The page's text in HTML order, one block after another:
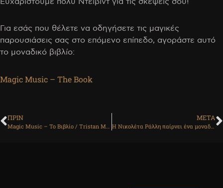
Για εσάς που θέλετε να οδηγήσετε τις μαγικές
παρουσιάσεις σας στο επόμενο επίπεδο, αγοράστε αυτό
το μοναδικό βιβλίο:
Magic Music – The Book
ΠΡΙΝ ΜΕΤΑ
Η Νικολέτα Ράλλη παίρνει ένα μοναδικό δώρο απ’ τον Τρίσταν!